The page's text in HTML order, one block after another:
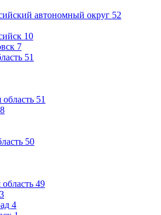
автономный округ 52
10
7
51
область 51
50
49
4